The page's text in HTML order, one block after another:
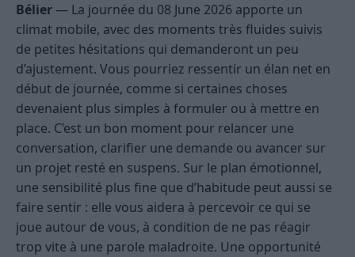
Bélier — La journée du 08 June 2026 apporte un
climat mobile, avec des moments très fluides suivis
de petites hésitations qui demanderont un peu
d’ajustement. Vous pourriez ressentir un élan net en
début de journée, comme si certaines choses
devenaient plus simples à formuler ou à mettre en
place. C’est un bon moment pour relancer une
conversation, clarifier une demande ou avancer sur
un projet resté en suspens. Sur le plan émotionnel,
une sensibilité plus fine que d’habitude peut aussi se
faire sentir : elle vous aidera à percevoir ce qui se
joue autour de vous, à condition de ne pas réagir
trop vite à une parole maladroite. Une opportunité